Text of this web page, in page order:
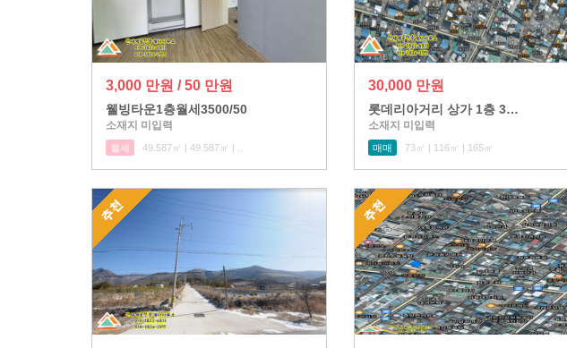
3,000 만원 / 50 만원
웰빙타운1층월세3500/50
소재지 미입력
월세 49.587㎡ | 49.587㎡ | ..
30,000 만원
롯데리아거리 상가 1층 3…
소재지 미입력
매매 73㎡ | 116㎡ | 165㎡